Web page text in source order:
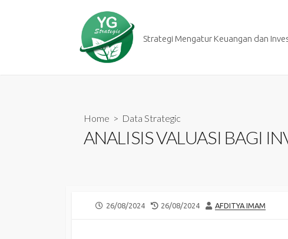
Strategi Mengatur Keuangan dan
Home > Data Strategic
ANALISIS VALUASI BAGI
PUBLISHED
26/08/2024
LAST
26/08/2024 AUTHOR
AFDITYA IMAM